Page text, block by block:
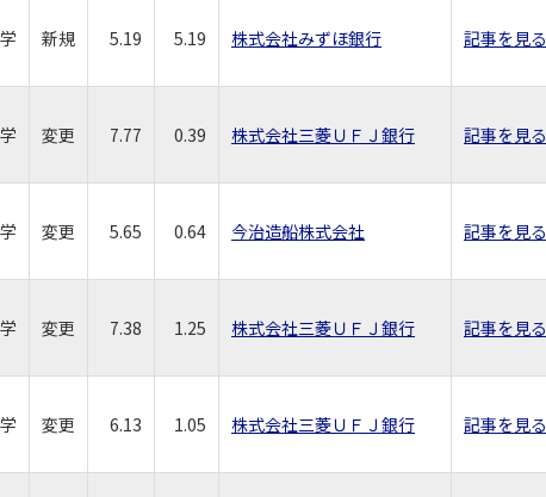
新規 5.19 5.19 株式会社みずほ銀行 記事を見る
変更 7.77 0.39 株式会社三菱ＵＦＪ銀行 記事を見る
変更 5.65 0.64 今治造船株式会社 記事を見る
変更 7.38 1.25 株式会社三菱ＵＦＪ銀行 記事を見る
変更 6.13 1.05 株式会社三菱ＵＦＪ銀行 記事を見る